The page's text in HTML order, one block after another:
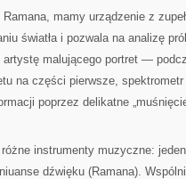
mamy urządzenie z
światła i pozwala na analizę
malującego portret —
na części pierwsze,
poprzez delikatne
instrumenty muzyczne:
dźwięku (Ramana).